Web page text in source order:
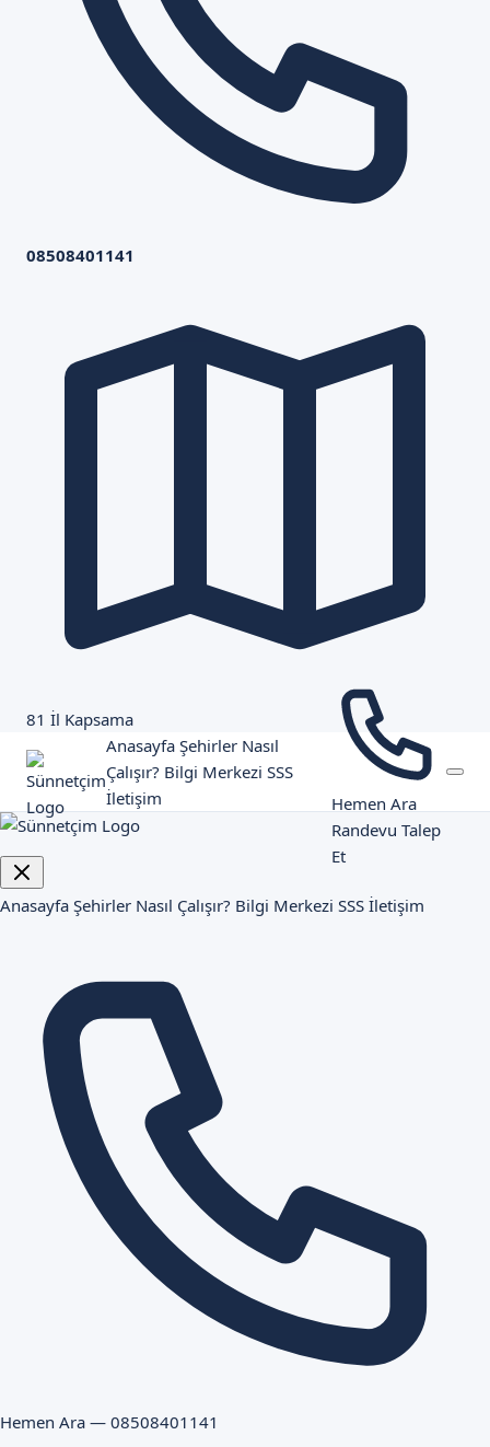
08508401141
81 İl Kapsama
Anasayfa Şehirler Nasıl
Çalışır? Bilgi Merkezi SSS
İletişim
Hemen Ara
Randevu Talep
Et
Anasayfa Şehirler Nasıl Çalışır? Bilgi Merkezi SSS İletişim
Hemen Ara — 08508401141